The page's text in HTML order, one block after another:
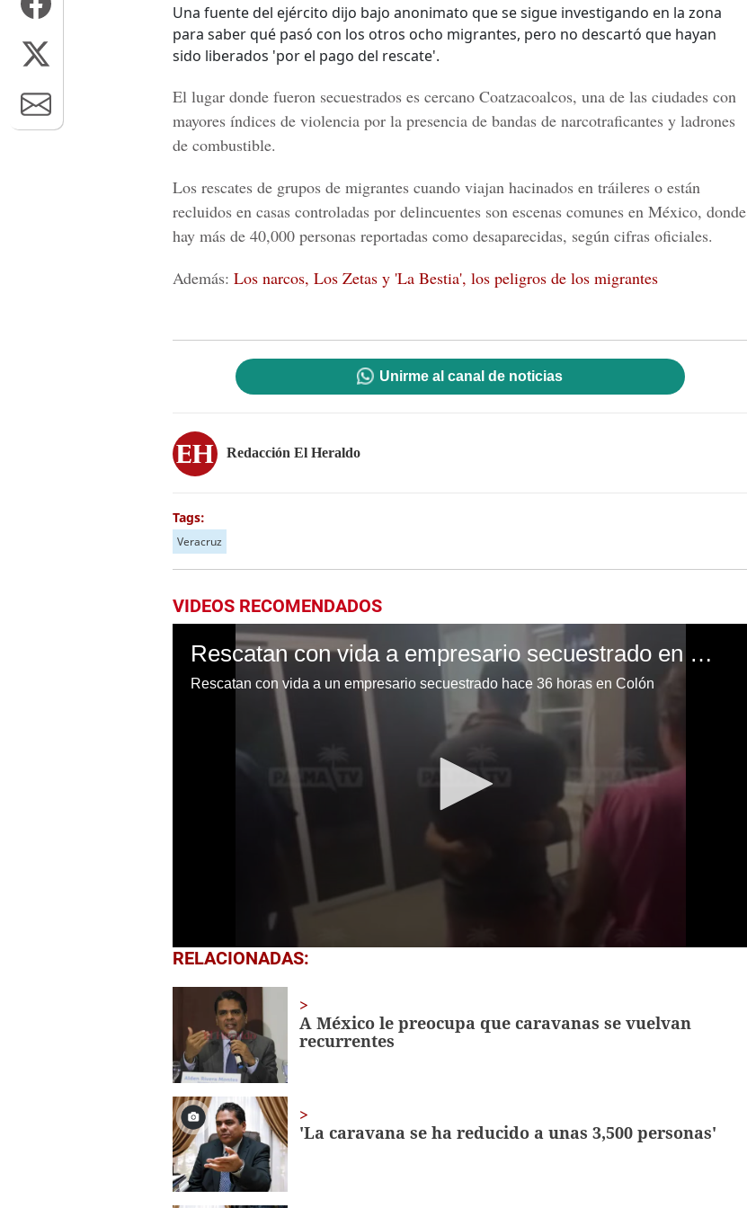
Una fuente del ejército dijo bajo anonimato que se sigue investigando en la zona
para saber qué pasó con los otros ocho migrantes, pero no descartó que hayan
sido liberados 'por el pago del rescate'.
El lugar donde fueron secuestrados es cercano Coatzacoalcos, una de las ciudades con
mayores índices de violencia por la presencia de bandas de narcotraficantes y ladrones
de combustible.
Los rescates de grupos de migrantes cuando viajan hacinados en tráileres o están
recluidos en casas controladas por delincuentes son escenas comunes en México, donde
hay más de 40,000 personas reportadas como desaparecidas, según cifras oficiales.
Además: Los narcos, Los Zetas y 'La Bestia', los peligros de los migrantes
Unirme al canal de noticias
Redacción El Heraldo
Tags:
Veracruz
VIDEOS RECOMENDADOS
Rescatan con vida a empresario secuestrado en Colón
Rescatan con vida a un empresario secuestrado hace 36 horas en Colón
0
seconds
secondsVolume
0%
RELACIONADAS:
A México le preocupa que caravanas se vuelvan
recurrentes
'La caravana se ha reducido a unas 3,500 personas'